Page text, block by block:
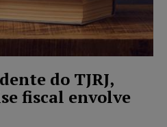
do TJRJ,
fiscal envolve